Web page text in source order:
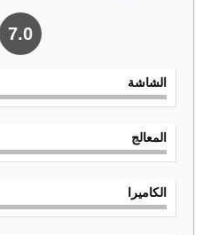
7.0
الشاشة
المعالج
الكاميرا